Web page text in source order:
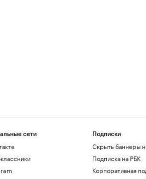
сети Подписки
Скрыть баннеры
Подписка на РБК
Корпоративная